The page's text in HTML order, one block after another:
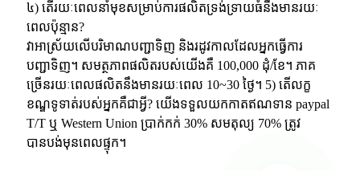
៤) តើរយៈពេលនាំមុខសម្រាប់ការផលិតទ្រង់ទ្រាយធំនឹងមានរយៈ
ពេលប៉ុន្មាន?
វាអាស្រ័យលើបរិមាណបញ្ជាទិញ និងរដូវកាលដែលអ្នកធ្វើការ
បញ្ជាទិញ។ សមត្ថភាពផលិតរបស់យើងគឺ 100,000 ដុំ/ខែ។ ភាគ
ច្រើនរយៈពេលផលិតនឹងមានរយៈពេល 10~30 ថ្ងៃ។ 5) តើលក្ខ
ខណ្ឌទូទាត់របស់អ្នកគឺជាអ្វី? យើងទទួលយកកាតឥណទាន paypal
T/T ឬ Western Union ប្រាក់កក់ 30% សមតុល្យ 70% ត្រូវ
បានបង់មុនពេលផ្ទុក។